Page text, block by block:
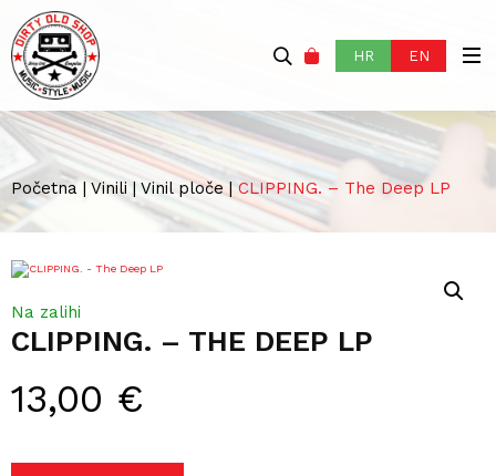
HR EN
Početna | Vinili | Vinil ploče|CLIPPING. – The Deep LP
CLIPPING. – THE DEEP LP
13,00 €
Na zalihi